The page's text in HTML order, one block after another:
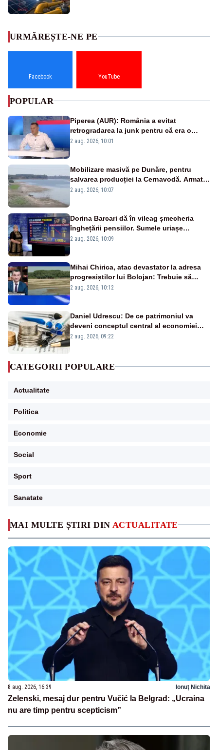
MAI MULTE ȘTIRI DIN ACTUALITATE
8 aug. 2026, 16:39 Ionuț Nichita
Zelenski, mesaj dur pentru Vučić la Belgrad: „Ucraina
nu are timp pentru scepticism”
URMĂREȘTE-NE PE
Facebook YouTube
POPULAR
Piperea (AUR): România a evitat
retrogradarea la junk pentru că era o
catastrofă pentru bănci și fondurile de
2 aug. 2026, 10:01
Mobilizare masivă pe Dunăre, pentru
salvarea producției la Cernavodă. Armata
va detona o stâncă și va devia apa
2 aug. 2026, 10:07
Dorina Barcari dă în vileag șmecheria
înghețării pensiilor. Sumele uriașe
pierdute de fiecare român
2 aug. 2026, 10:09
Mihai Chirica, atac devastator la adresa
progresiștilor lui Bolojan: Trebuie să
protejăm și natura, dar nu șținem omaneii
2 aug. 2026, 10:12
Daniel Udrescu: De ce patrimoniul va
deveni conceptul central al economiei
viitoare?
2 aug. 2026, 09:22
CATEGORII POPULARE
Actualitate
Politica
Economie
Social
Sport
Sanatate